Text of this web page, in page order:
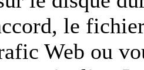
le
Web ou